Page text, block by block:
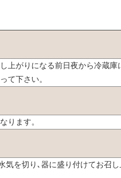
上がりになる前日夜から冷蔵庫
て下さい。
ります。
を切り､器に盛り付けてお召し